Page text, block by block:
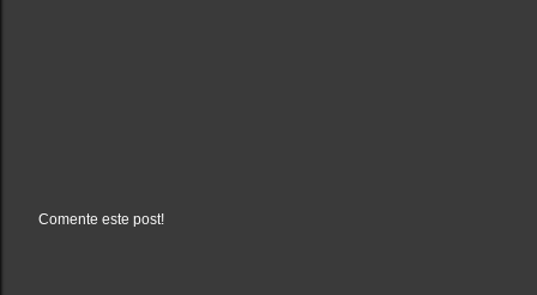
Comente este post!